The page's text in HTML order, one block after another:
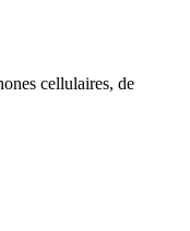
cellulaires, de